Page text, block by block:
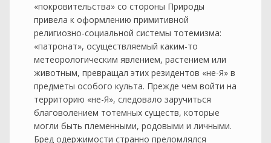
«покровительства» со стороны Природы
привела к оформлению примитивной
религиозно-социальной системы тотемизма:
«патронат», осуществляемый каким-то
метеорологическим явлением, растением или
животным, превращал этих резидентов «не-Я» в
предметы особого культа. Прежде чем войти на
территорию «не-Я», следовало заручиться
благоволением тотемных существ, которые
могли быть племенными, родовыми и личными.
Бред одержимости странно преломлялся